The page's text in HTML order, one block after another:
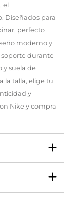
el
Diseñados para
perfecto
moderno y
durante
y suela de
la talla, elige tu
y
Nike y compra